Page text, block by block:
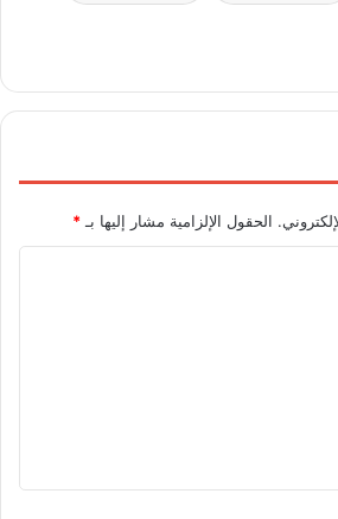
الحقول الإلزامية مشار إليها بـ *